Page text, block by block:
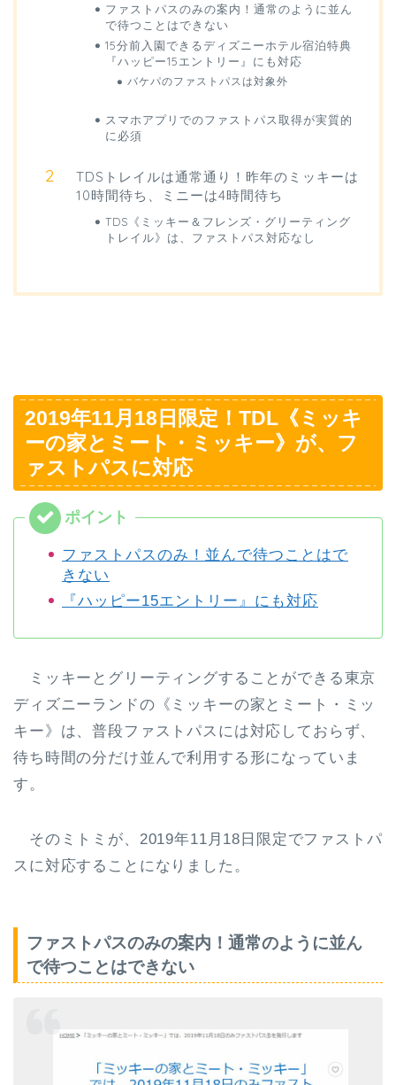
ファストパスのみの案内！通常のように並ん
で待つことはできない
15分前入園できるディズニーホテル宿泊特典
『ハッピー15エントリー』にも対応
バケパのファストパスは対象外
スマホアプリでのファストパス取得が実質的
に必須
TDSトレイルは通常通り！昨年のミッキーは
10時間待ち、ミニーは4時間待ち
TDS《ミッキー＆フレンズ・グリーティング
トレイル》は、ファストパス対応なし
2019年11月18日限定！TDL《ミッキ
ーの家とミート・ミッキー》が、フ
ァストパスに対応
ファストパスのみ！並んで待つことはで
きない
『ハッピー15エントリー』にも対応
ミッキーとグリーティングすることができる東京
ディズニーランドの《ミッキーの家とミート・ミッ
キー》は、普段ファストパスには対応しておらず、
待ち時間の分だけ並んで利用する形になっていま
す。
そのミトミが、2019年11月18日限定でファストパ
スに対応することになりました。
ファストパスのみの案内！通常のように並ん
で待つことはできない